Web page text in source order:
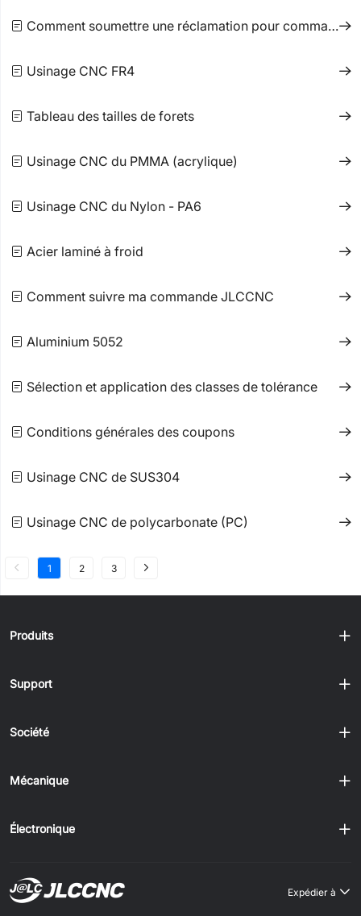
Comment soumettre une réclamation pour commande CNC
Usinage CNC FR4
Tableau des tailles de forets
Usinage CNC du PMMA (acrylique)
Usinage CNC du Nylon - PA6
Acier laminé à froid
Comment suivre ma commande JLCCNC
Aluminium 5052
Sélection et application des classes de tolérance
Conditions générales des coupons
Usinage CNC de SUS304
Usinage CNC de polycarbonate (PC)
1 2 3
Produits
Support
Société
Mécanique
Électronique
Expédier à